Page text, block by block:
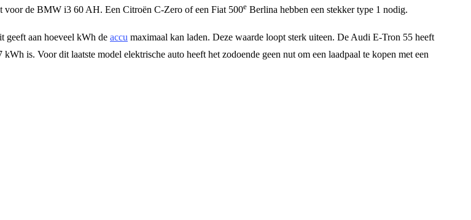
voor de BMW i3 60 AH. Een Citroën C-Zero of een Fiat 500e Berlina hebben een stekker type 1 nodig.
geeft aan hoeveel kWh de accu maximaal kan laden. Deze waarde loopt sterk uiteen. De Audi E-Tron 55 heeft
is. Voor dit laatste model elektrische auto heeft het zodoende geen nut om een laadpaal te kopen met een